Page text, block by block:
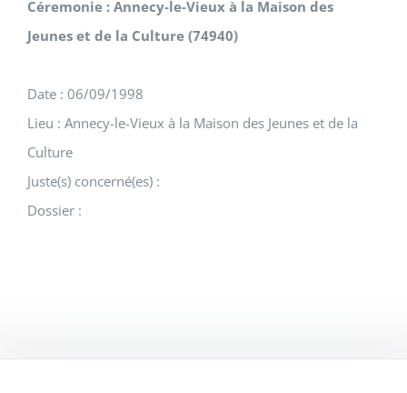
Céremonie : Annecy-le-Vieux à la Maison des
Jeunes et de la Culture (74940)
Date : 06/09/1998
Lieu : Annecy-le-Vieux à la Maison des Jeunes et de la
Culture
Juste(s) concerné(es) :
Dossier :